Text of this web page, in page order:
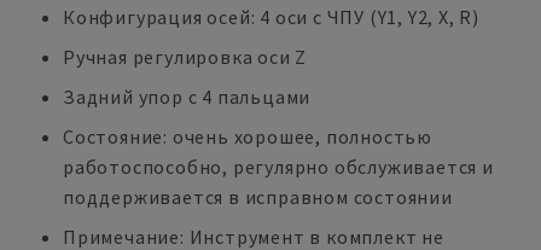
Конфигурация осей: 4 оси с ЧПУ (Y1, Y2, X, R)
Ручная регулировка оси Z
Задний упор с 4 пальцами
Состояние: очень хорошее, полностью
работоспособно, регулярно обслуживается и
поддерживается в исправном состоянии
Примечание: Инструмент в комплект не